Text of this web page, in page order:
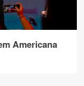
Americana